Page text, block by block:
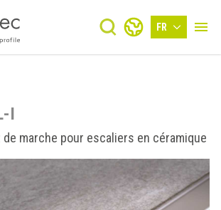
FR
I
de marche pour escaliers en céramique